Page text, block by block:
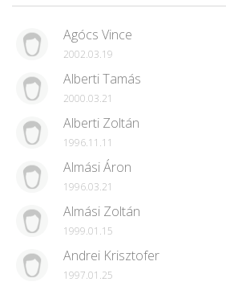
Agócs Vince
2002.03.19
Alberti Tamás
2000.03.21
Alberti Zoltán
1996.11.11
Almási Áron
1996.03.21
Almási Zoltán
1999.01.15
Andrei Krisztofer
1997.01.25